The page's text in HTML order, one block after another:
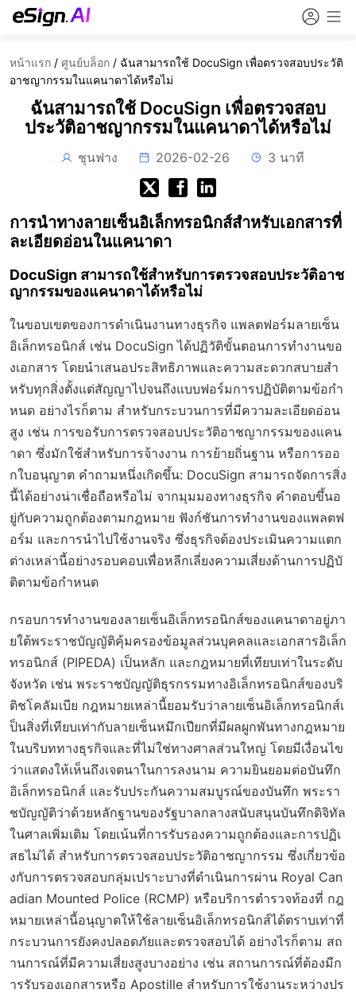
หน้าแรก / ศูนย์บล็อก / ฉันสามารถใช้ DocuSign เพื่อตรวจสอบประวัติ
อาชญากรรมในแคนาดาได้หรือไม่
ฉันสามารถใช้ DocuSign เพื่อตรวจสอบ
ประวัติอาชญากรรมในแคนาดาได้หรือไม่
ชุนฟาง 2026-02-26 3 นาที
การนำทางลายเซ็นอิเล็กทรอนิกส์สำหรับเอกสารที่
ละเอียดอ่อนในแคนาดา
DocuSign สามารถใช้สำหรับการตรวจสอบประวัติอาช
ญากรรมของแคนาดาได้หรือไม่
ในขอบเขตของการดำเนินงานทางธุรกิจ แพลตฟอร์มลายเซ็น
อิเล็กทรอนิกส์ เช่น DocuSign ได้ปฏิวัติขั้นตอนการทำงานขอ
งเอกสาร โดยนำเสนอประสิทธิภาพและความสะดวกสบายสำ
หรับทุกสิ่งตั้งแต่สัญญาไปจนถึงแบบฟอร์มการปฏิบัติตามข้อกำ
หนด อย่างไรก็ตาม สำหรับกระบวนการที่มีความละเอียดอ่อน
สูง เช่น การขอรับการตรวจสอบประวัติอาชญากรรมของแคน
าดา ซึ่งมักใช้สำหรับการจ้างงาน การย้ายถิ่นฐาน หรือการออ
กใบอนุญาต คำถามหนึ่งเกิดขึ้น: DocuSign สามารถจัดการสิ่ง
นี้ได้อย่างน่าเชื่อถือหรือไม่ จากมุมมองทางธุรกิจ คำตอบขึ้นอ
ยู่กับความถูกต้องตามกฎหมาย ฟังก์ชันการทำงานของแพลตฟ
อร์ม และการนำไปใช้งานจริง ซึ่งธุรกิจต้องประเมินความแตก
ต่างเหล่านี้อย่างรอบคอบเพื่อหลีกเลี่ยงความเสี่ยงด้านการปฏิบั
ติตามข้อกำหนด
กรอบการทำงานของลายเซ็นอิเล็กทรอนิกส์ของแคนาดาอยู่ภา
ยใต้พระราชบัญญัติคุ้มครองข้อมูลส่วนบุคคลและเอกสารอิเล็ก
ทรอนิกส์ (PIPEDA) เป็นหลัก และกฎหมายที่เทียบเท่าในระดับ
จังหวัด เช่น พระราชบัญญัติธุรกรรมทางอิเล็กทรอนิกส์ของบริ
ติชโคลัมเบีย กฎหมายเหล่านี้ยอมรับว่าลายเซ็นอิเล็กทรอนิกส์เ
ป็นสิ่งที่เทียบเท่ากับลายเซ็นหมึกเปียกที่มีผลผูกพันทางกฎหมาย
ในบริบททางธุรกิจและที่ไม่ใช่ทางศาลส่วนใหญ่ โดยมีเงื่อนไข
ว่าแสดงให้เห็นถึงเจตนาในการลงนาม ความยินยอมต่อบันทึก
อิเล็กทรอนิกส์ และรับประกันความสมบูรณ์ของบันทึก พระรา
ชบัญญัติว่าด้วยหลักฐานของรัฐบาลกลางสนับสนุนบันทึกดิจิทัล
ในศาลเพิ่มเติม โดยเน้นที่การรับรองความถูกต้องและการปฏิเ
สธไม่ได้ สำหรับการตรวจสอบประวัติอาชญากรรม ซึ่งเกี่ยวข้อ
งกับการตรวจสอบกลุ่มเปราะบางที่ดำเนินการผ่าน Royal Can
adian Mounted Police (RCMP) หรือบริการตำรวจท้องที่ กฎ
หมายเหล่านี้อนุญาตให้ใช้ลายเซ็นอิเล็กทรอนิกส์ได้ตราบเท่าที่
กระบวนการยังคงปลอดภัยและตรวจสอบได้ อย่างไรก็ตาม สถ
านการณ์ที่มีความเสี่ยงสูงบางอย่าง เช่น สถานการณ์ที่ต้องมีก
ารรับรองเอกสารหรือ Apostille สำหรับการใช้งานระหว่างปร